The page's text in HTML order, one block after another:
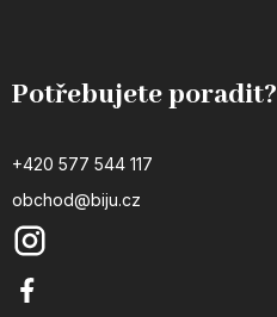
Potřebujete poradit?
+420 577 544 117
obchod@biju.cz